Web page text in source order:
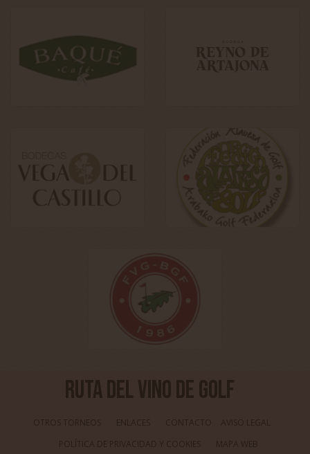
Ruta del Vino de Golf
OTROS TORNEOS ENLACES CONTACTO
AVISO LEGAL
POLÍTICA DE PRIVACIDAD Y COOKIES
MAPA WEB